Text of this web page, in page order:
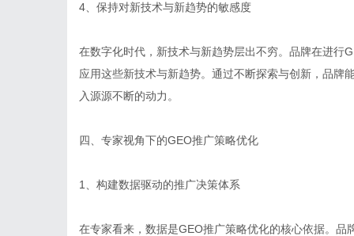
4、保持对新技术与新趋势的敏感度
在数字化时代，新技术与新趋势层出不穷。品牌在进行
应用这些新技术与新趋势。通过不断探索与创新，品牌
入源源不断的动力。
四、专家视角下的GEO推广策略优化
1、构建数据驱动的推广决策体系
在专家看来，数据是GEO推广策略优化的核心依据。